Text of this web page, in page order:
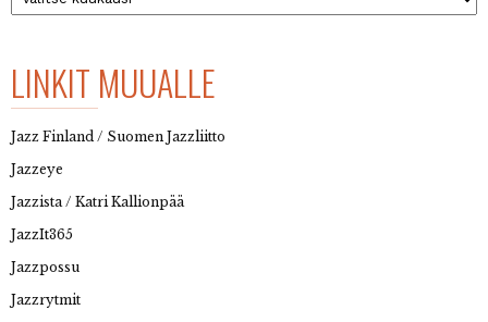
LINKIT MUUALLE
Jazz Finland / Suomen Jazzliitto
Jazzeye
Jazzista / Katri Kallionpää
JazzIt365
Jazzpossu
Jazzrytmit